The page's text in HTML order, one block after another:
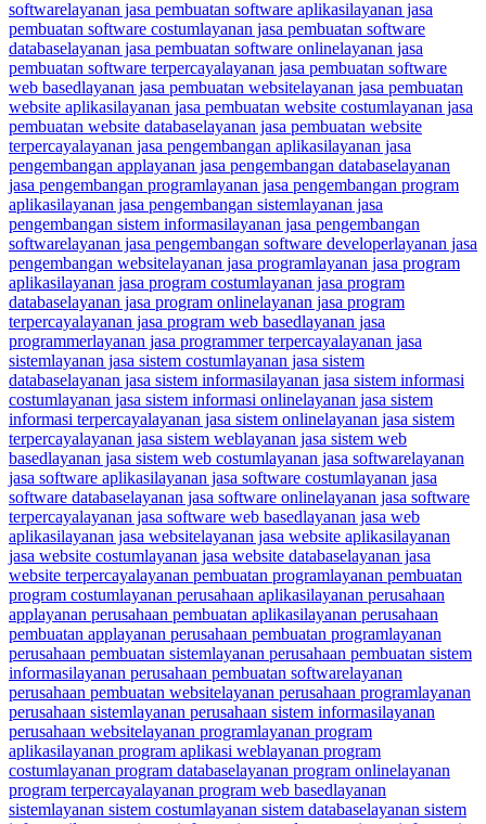
softwarelayanan jasa pembuatan software aplikasilayanan jasa
pembuatan software costumlayanan jasa pembuatan software
databaselayanan jasa pembuatan software onlinelayanan jasa
pembuatan software terpercayalayanan jasa pembuatan software
web basedlayanan jasa pembuatan websitelayanan jasa pembuatan
website aplikasilayanan jasa pembuatan website costumlayanan jasa
pembuatan website databaselayanan jasa pembuatan website
terpercayalayanan jasa pengembangan aplikasilayanan jasa
pengembangan applayanan jasa pengembangan databaselayanan
jasa pengembangan programlayanan jasa pengembangan program
aplikasilayanan jasa pengembangan sistemlayanan jasa
pengembangan sistem informasilayanan jasa pengembangan
softwarelayanan jasa pengembangan software developerlayanan jasa
pengembangan websitelayanan jasa programlayanan jasa program
aplikasilayanan jasa program costumlayanan jasa program
databaselayanan jasa program onlinelayanan jasa program
terpercayalayanan jasa program web basedlayanan jasa
programmerlayanan jasa programmer terpercayalayanan jasa
sistemlayanan jasa sistem costumlayanan jasa sistem
databaselayanan jasa sistem informasilayanan jasa sistem informasi
costumlayanan jasa sistem informasi onlinelayanan jasa sistem
informasi terpercayalayanan jasa sistem onlinelayanan jasa sistem
terpercayalayanan jasa sistem weblayanan jasa sistem web
basedlayanan jasa sistem web costumlayanan jasa softwarelayanan
jasa software aplikasilayanan jasa software costumlayanan jasa
software databaselayanan jasa software onlinelayanan jasa software
terpercayalayanan jasa software web basedlayanan jasa web
aplikasilayanan jasa websitelayanan jasa website aplikasilayanan
jasa website costumlayanan jasa website databaselayanan jasa
website terpercayalayanan pembuatan programlayanan pembuatan
program costumlayanan perusahaan aplikasilayanan perusahaan
applayanan perusahaan pembuatan aplikasilayanan perusahaan
pembuatan applayanan perusahaan pembuatan programlayanan
perusahaan pembuatan sistemlayanan perusahaan pembuatan sistem
informasilayanan perusahaan pembuatan softwarelayanan
perusahaan pembuatan websitelayanan perusahaan programlayanan
perusahaan sistemlayanan perusahaan sistem informasilayanan
perusahaan websitelayanan programlayanan program
aplikasilayanan program aplikasi weblayanan program
costumlayanan program databaselayanan program onlinelayanan
program terpercayalayanan program web basedlayanan
sistemlayanan sistem costumlayanan sistem databaselayanan sistem